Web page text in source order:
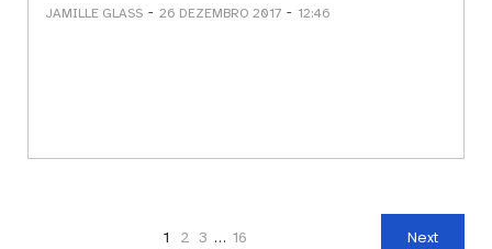
JAMILLE GLASS - 26 DEZEMBRO 2017 - 12:46
1 2 3 … 16 Next